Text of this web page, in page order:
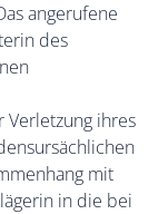
angerufene
des
Verletzung ihres
mit
in die bei